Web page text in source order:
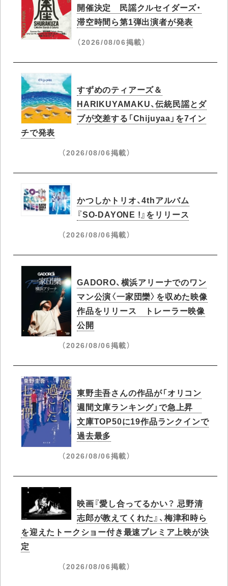
開催決定 民謡クルセイダーズ・
滞空時間ら第1弾出演者が発表
（2026/08/06掲載）
すずめのティアーズ＆
HARIKUYAMAKU、伝統民謡とダ
ブが交差する「Chijuyaa」を7イン
チで発表
（2026/08/06掲載）
かつしかトリオ、4thアルバム
『SO-DAYONE !』をリリース
（2026/08/06掲載）
GADORO、横浜アリーナでのワン
マン公演〈一家団欒〉を収めた映像
作品をリリース トレーラー映像
公開
（2026/08/06掲載）
東野圭吾さんの作品が「オリコン
週間文庫ランキング」で急上昇​
文庫TOP50に19作品ランクインで
過去最多
（2026/08/06掲載）
映画『愛し合ってるかい？ 忌野清
志郎が教えてくれた』、梅津和時ら
を迎えたトークショー付き最速プレミア上映が決
定
（2026/08/06掲載）